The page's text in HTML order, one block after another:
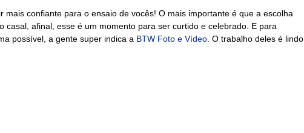
mais confiante para o ensaio de vocês! O mais importante é que a escolha
casal, afinal, esse é um momento para ser curtido e celebrado. E para
possível, a gente super indica a BTW Foto e Vídeo. O trabalho deles é lindo